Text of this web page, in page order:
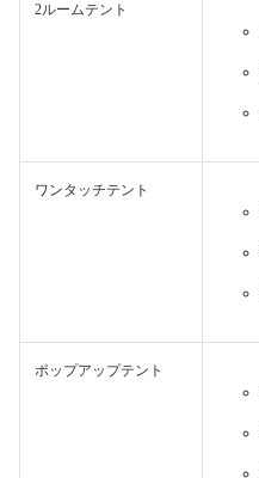
2ルームテント
ワンタッチテント
ポップアップテント